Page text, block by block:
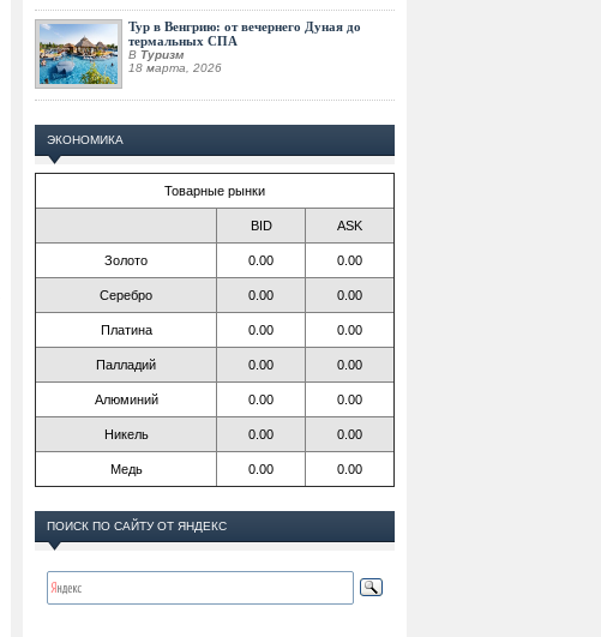
Тур в Венгрию: от вечернего Дуная до
термальных СПА
В Туризм
18 марта, 2026
ЭКОНОМИКА
Товарные рынки
BID ASK
Золото 0.00 0.00
Серебро 0.00 0.00
Платина 0.00 0.00
Палладий 0.00 0.00
Алюминий 0.00 0.00
Никель 0.00 0.00
Медь 0.00 0.00
ПОИСК ПО САЙТУ ОТ ЯНДЕКС